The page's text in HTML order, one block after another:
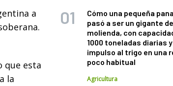
a
que esta
la
Cómo una pequeña
pasó a ser un gigante
molienda, con
1000 toneladas diarias
impulso al trigo en una
poco habitual
Agricultura